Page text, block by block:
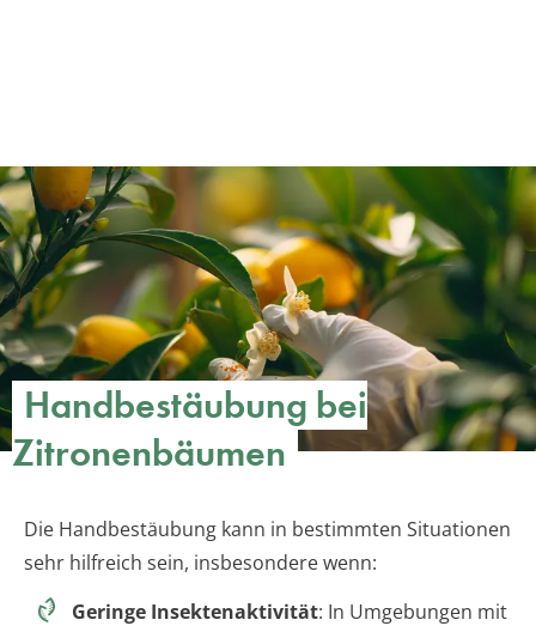
Handbestäubung bei
Zitronenbäumen
Die Handbestäubung kann in bestimmten Situationen
sehr hilfreich sein, insbesondere wenn:
Geringe Insektenaktivität: In Umgebungen mit